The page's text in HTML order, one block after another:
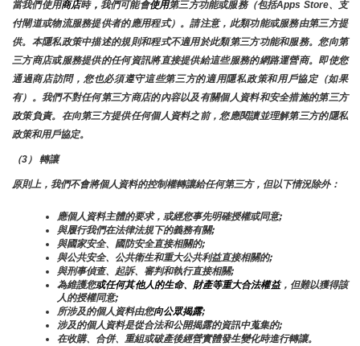
當我們使用商店時， 我們可能會使用第三方功能或服務（包括Apps Store、支
付閘道或物流服務提供者的應用程式）。請注意，此類功能或服務由第三方提
供。本隱私政策中描述的規則和程式不適用於此類第三方功能和服務。您向第
三方商店或服務提供的任何資訊將直接提供給這些服務的網路運營商。即使您
通過商店訪問，您也必須遵守這些第三方的適用隱私政策和用戶協定（如果
有）。我們不對任何第三方商店的內容以及有關個人資料和安全措施的第三方
政策負責。在向第三方提供任何個人資料之前，您應閱讀並理解第三方的隱私
政策和用戶協定。
（3） 轉讓
原則上，我們不會將個人資料的控制權轉讓給任何第三方，但以下情況除外：
應個人資料主體的要求，或經您事先明確授權或同意;
與履行我們在法律法規下的義務有關;
與國家安全、國防安全直接相關的;
與公共安全、公共衛生和重大公共利益直接相關的;
與刑事偵查、起訴、審判和執行直接相關;
為維護您或任何其他人的生命、財產等重大合法權益，但難以獲得該
人的授權同意;
所涉及的個人資料由您向公眾揭露;
涉及的個人資料是從合法和公開揭露的資訊中蒐集的;
在收購、合併、重組或破產後經營實體發生變化時進行轉讓。